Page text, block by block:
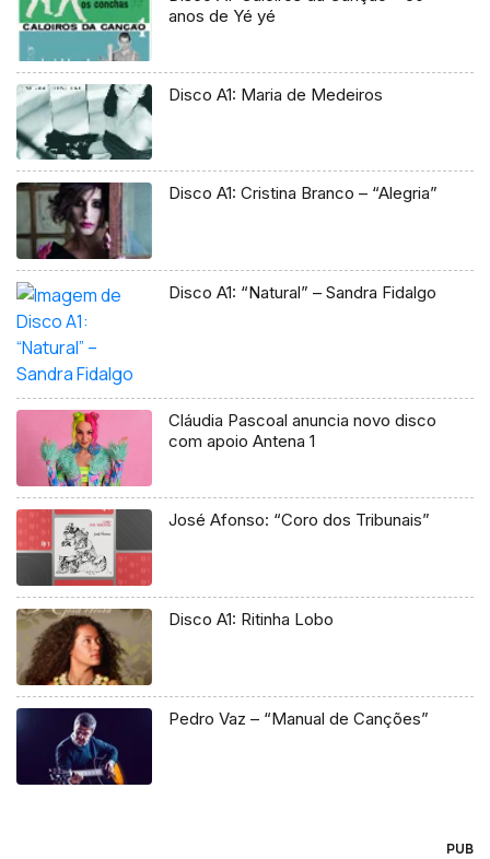
anos de Yé yé
Disco A1: Maria de Medeiros
Disco A1: Cristina Branco – “Alegria”
Disco A1: “Natural” – Sandra Fidalgo
Cláudia Pascoal anuncia novo disco
com apoio Antena 1
José Afonso: “Coro dos Tribunais”
Disco A1: Ritinha Lobo
Pedro Vaz – “Manual de Canções”
PUB